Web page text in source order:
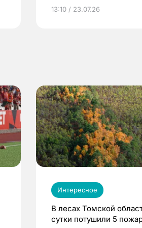
по ОМС!
13:10 / 23.07.26
Интересное
В лесах Томской
сутки потушили 5